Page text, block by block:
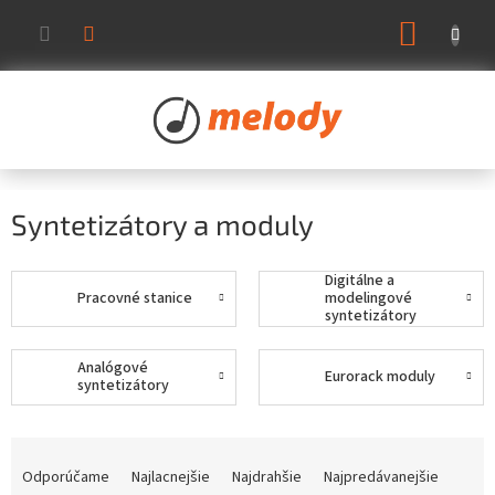
obsah
Syntetizátory a moduly
Pracovné stanice
Digitálne a
modelingové
syntetizátory
Analógové
syntetizátory
Eurorack moduly
Odporúčame Najlacnejšie Najdrahšie
Najpredávanejšie